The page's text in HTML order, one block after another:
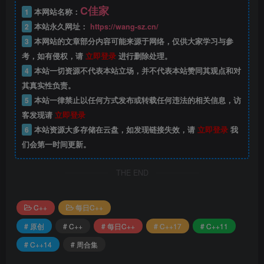
1 本网站名称： C佳家
2 本站永久网址： https://wang-sz.cn/
3 本网站的文章部分内容可能来源于网络，仅供大家学习与参
考，如有侵权，请 立即登录 进行删除处理。
4 本站一切资源不代表本站立场，并不代表本站赞同其观点和对
其真实性负责。
5 本站一律禁止以任何方式发布或转载任何违法的相关信息，访
客发现请 立即登录
6 本站资源大多存储在云盘，如发现链接失效，请 立即登录 我
们会第一时间更新。
THE END
C++
每日C++
# 原创
# C++ # 每日C++ # C++17
# C++11
# C++14
# 周合集